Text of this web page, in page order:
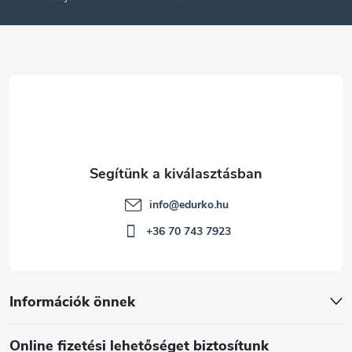
é
Információk önnek
Online fizetési lehetőséget biztosítunk
info@edurko.hu
+36 70 743 7923